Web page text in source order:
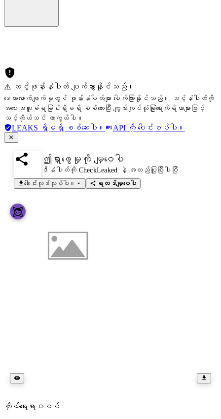
⚠️ သင့်ဖုန်းနံပါတ် ပျက်သွားနိုင်သည်။
ဒေတာဖောက်ဖျက်မှုတွင် ဖုန်းနံပါတ်များ ပေါက်ကြားနိုင်သည်။ သင့်နံပါတ်ကို
အပေးအယူခံရခြင်းရှိမရှိ စစ်ဆေးပြီး ကျွမ်းကျင်လုံခြုံရေးကိရိယာများဖြင့်
သင့်ကိုယ်သင် ကာကွယ်ပါ။
LEAKS ရှိမရှိ စစ်ဆေးပါ။ API ကို ပေါင်းစပ်ပါ။
ဤရှာဖွေမှုကို မျှဝေပါ
ဒီနံပါတ်ကို CheckLeaked နဲ့ အတည်ပြုပြီးပါပြီ
ဒေါင်းလုဒ်လုပ်ပါ။
ရလဒ်မျှဝေပါ
ကိုယ်ရေးရာဇဝင်